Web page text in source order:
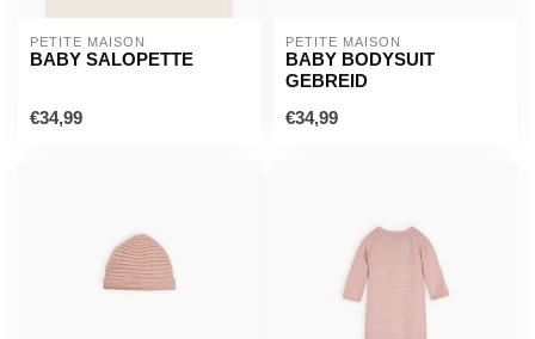
PETITE MAISON
BABY SALOPETTE
€34,99
PETITE MAISON
BABY BODYSUIT
GEBREID
€34,99